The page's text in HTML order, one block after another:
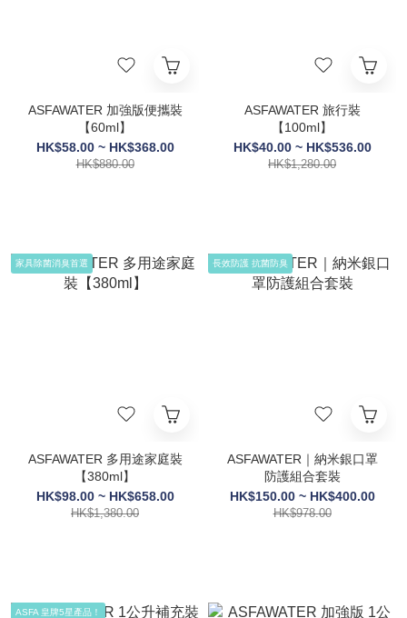
ASFAWATER 加強版便攜裝
【60ml】
HK$58.00 ~ HK$368.00
HK$880.00
ASFAWATER 旅行裝
【100ml】
HK$40.00 ~ HK$536.00
HK$1,280.00
家具除菌消臭首選
ASFAWATER 多用途家庭裝
【380ml】
HK$98.00 ~ HK$658.00
HK$1,380.00
長效防護 抗菌防臭
ASFAWATER｜納米銀口罩
防護組合套裝
HK$150.00 ~ HK$400.00
HK$978.00
ASFA 皇牌5星產品！